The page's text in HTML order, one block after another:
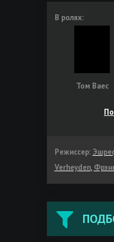
В ролях:
Том Ваес
Режиссер:
Verheyden,